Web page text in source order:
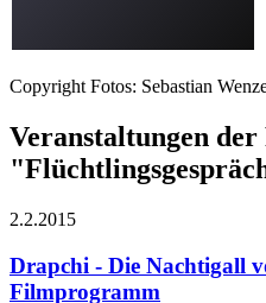
Copyright Fotos: Sebastian
Veranstaltungen der
2.2.2015
Drapchi - Die Nachtigall
Filmprogramm